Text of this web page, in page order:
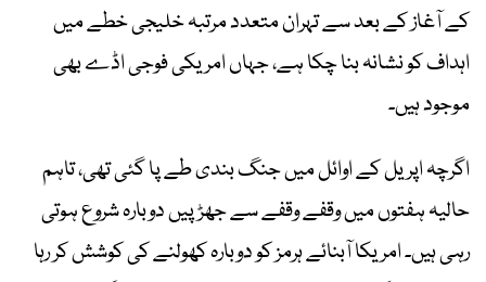
کے آغاز کے بعد سے تہران متعدد مرتبہ خلیجی خطے میں
اہداف کو نشانہ بنا چکا ہے، جہاں امریکی فوجی اڈے بھی
موجود ہیں۔
اگرچہ اپریل کے اوائل میں جنگ بندی طے پا گئی تھی، تاہم
حالیہ ہفتوں میں وقفے وقفے سے جھڑپیں دوبارہ شروع ہوتی
رہی ہیں۔ امریکا آبنائے ہرمز کو دوبارہ کھولنے کی کوشش کر رہا